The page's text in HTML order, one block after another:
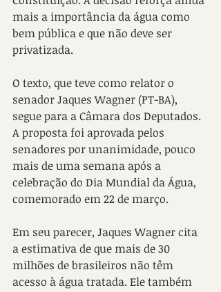
mais a importância da água como
bem pública e que não deve ser
privatizada.
O texto, que teve como relator o
senador Jaques Wagner (PT-BA),
segue para a Câmara dos Deputados.
A proposta foi aprovada pelos
senadores por unanimidade, pouco
mais de uma semana após a
celebração do Dia Mundial da Água,
comemorado em 22 de março.
Em seu parecer, Jaques Wagner cita
a estimativa de que mais de 30
milhões de brasileiros não têm
acesso à água tratada. Ele também